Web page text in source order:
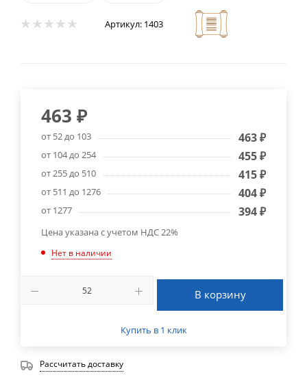
Артикул: 1403
463 ₽
от 52 до 103 463₽
от 104 до 254 455₽
от 255 до 510 415₽
от 511 до 1276 404₽
от 1277 394₽
Цена указана с учетом НДС 22%
Нет в наличии
В корзину
Купить в 1 клик
Рассчитать доставку